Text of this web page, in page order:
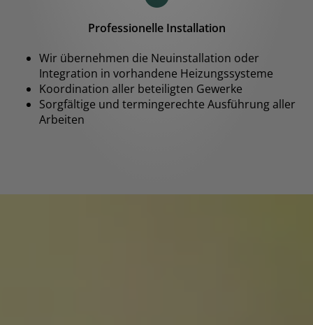
Professionelle Installation
Wir übernehmen die Neuinstallation oder
Integration in vorhandene Heizungssysteme
Koordination aller beteiligten Gewerke
Sorgfältige und termingerechte Ausführung aller
Arbeiten